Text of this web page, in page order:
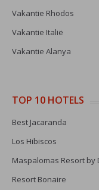
Vakantie Rhodos
Vakantie Italië
Vakantie Alanya
TOP 10 HOTELS
Best Jacaranda
Los Hibiscos
Maspalomas Resort by
Resort Bonaire